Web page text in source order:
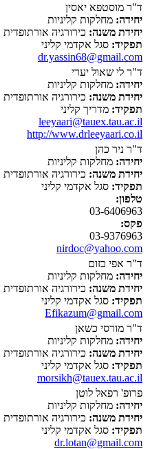
ד"ר מוסטפא יאסין
יחידה: מחלקות קליניות
יחידת משנה: כירורגיה אורתופדית
תפקיד: סגל אקדמי קליני
dr.yassin68@gmail.com
ד"ר לי שאול יערי
יחידה: מחלקות קליניות
יחידת משנה: כירורגיה אורתופדית
תפקיד: מדריך קליני
leeyaari@tauex.tau.ac.il
http://www.drleeyaari.co.il
ד"ר ניר כהן
יחידה: מחלקות קליניות
יחידת משנה: כירורגיה אורתופדית
תפקיד: סגל אקדמי קליני
טלפון:
03-6406963
פקס:
03-9376963
nirdoc@yahoo.com
ד"ר אפי כזום
יחידה: מחלקות קליניות
יחידת משנה: כירורגיה אורתופדית
תפקיד: סגל אקדמי קליני
Efikazum@gmail.com
ד"ר מורסי כשאן
יחידה: מחלקות קליניות
יחידת משנה: כירורגיה אורתופדית
תפקיד: סגל אקדמי קליני
morsikh@tauex.tau.ac.il
פרופ' רפאל לוטן
יחידה: מחלקות קליניות
יחידת משנה: כירורגיה אורתופדית
תפקיד: סגל אקדמי קליני
dr.lotan@gmail.com